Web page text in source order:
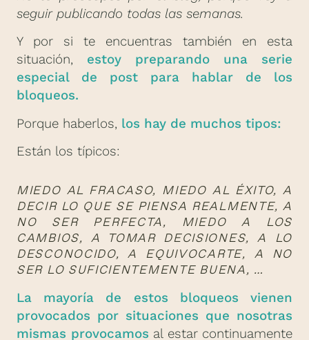
seguir publicando todas las semanas.
Y por si te encuentras también en esta
situación, estoy preparando una serie
especial de post para hablar de los
bloqueos.
Porque haberlos, los hay de muchos tipos:
Están los típicos:
MIEDO AL FRACASO, MIEDO AL ÉXITO, A
DECIR LO QUE SE PIENSA REALMENTE, A
NO SER PERFECTA, MIEDO A LOS
CAMBIOS, A TOMAR DECISIONES, A LO
DESCONOCIDO, A EQUIVOCARTE, A NO
SER LO SUFICIENTEMENTE BUENA, …
La mayoría de estos bloqueos vienen
provocados por situaciones que nosotras
mismas provocamos al estar continuamente